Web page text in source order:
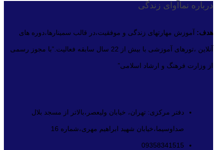
درباره نماآوای زندگی
هدف: آموزش مهارتهای زندگی و موفقیت،در قالب سمینارها،دوره های
آنلاین ،تورهای آموزشی با بیش از 22 سال سابقه فعالیت.”با مجوز رسمی
از وزارت فرهنگ و ارشاد اسلامی”
دفتر مرکزی: تهران، خیابان ولیعصر،بالاتر از مسجد بلال
صداوسیما،خیابان شهید ابراهیم مهری،شماره 16
09358341515